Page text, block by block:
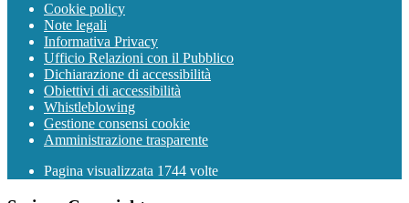
Cookie policy
Note legali
Informativa Privacy
Ufficio Relazioni con il Pubblico
Dichiarazione di accessibilità
Obiettivi di accessibilità
Whistleblowing
Gestione consensi cookie
Amministrazione trasparente
Pagina visualizzata 1744 volte